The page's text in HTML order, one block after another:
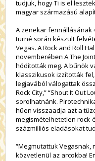
tudjuk, hogy Ti is el
magyar származású
A zenekar fennállásának
turné során készült
Vegas. A Rock and Roll
novemberében A The
hódították meg. A bűnök
klasszikusok izzították
legjavából válogattak
Rock City,” “Shout It Out
sorolhatnánk.
hűen visszaadja azt a
megismételhetetlen rock-
százmilliós eladásokat
“Megmutattuk Vegasnak,
közvetlenül az arcokba!